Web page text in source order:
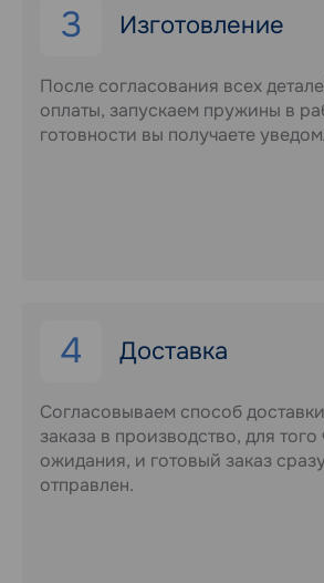
3 Изготовление
После согласования всех
оплаты, запускаем пружины в
готовности вы получаете
4 Доставка
Согласовываем способ
заказа в производство, для
ожидания, и готовый заказ
отправлен.